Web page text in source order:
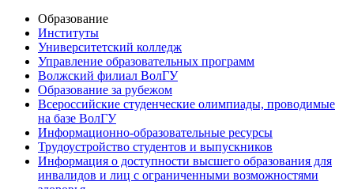
Образование
Институты
Университетский колледж
Управление образовательных программ
Волжский филиал ВолГУ
Образование за рубежом
Всероссийские студенческие олимпиады, проводимые
на базе ВолГУ
Информационно-образовательные ресурсы
Трудоустройство студентов и выпускников
Информация о доступности высшего образования для
инвалидов и лиц с ограниченными возможностями